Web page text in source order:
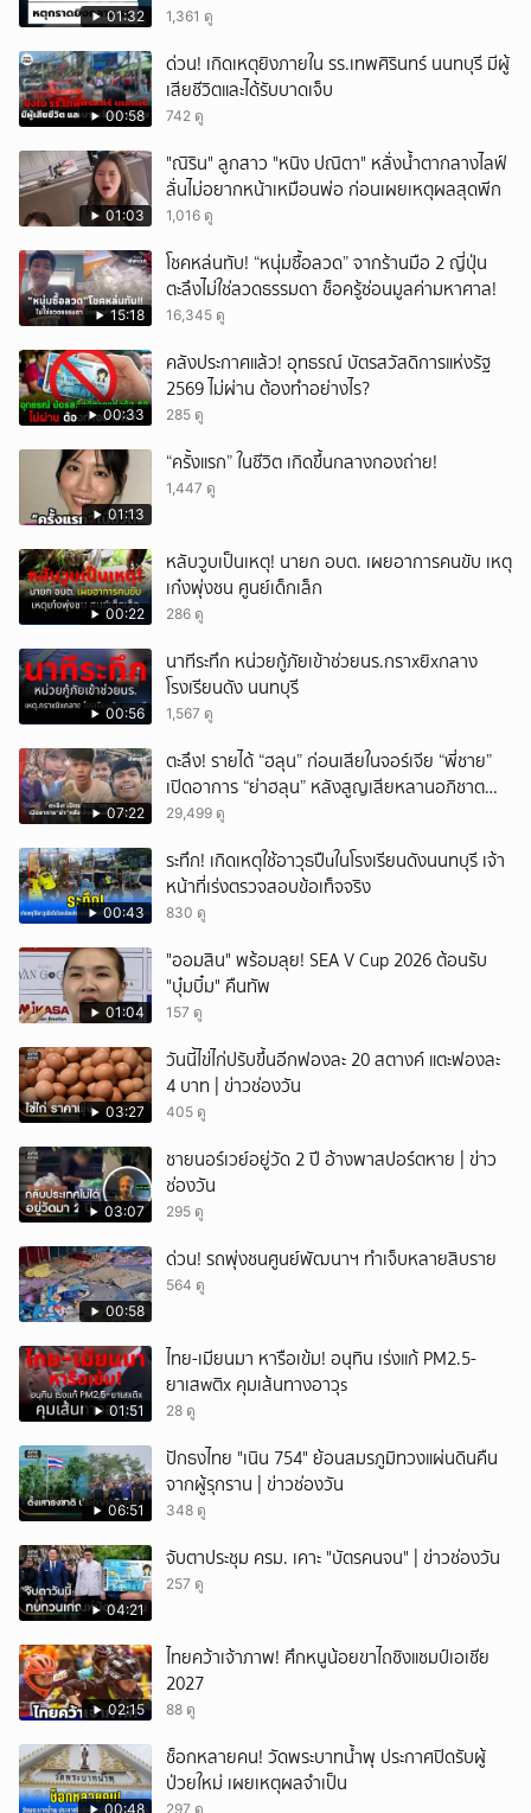
01:32 1,361 ดู
00:58
ด่วน! เกิดเหตุยิงภายใน รร.เทพศิรินทร์ นนทบุรี มีผู้
เสียชีวิตและได้รับบาดเจ็บ
742 ดู
01:03
"ณิริน" ลูกสาว "หนิง ปณิตา" หลั่งน้ำตากลางไลฟ์
ลั่นไม่อยากหน้าเหมือนพ่อ ก่อนเผยเหตุผลสุดพีก
1,016 ดู
15:18
โชคหล่นทับ! “หนุ่มซื้อลวด” จากร้านมือ 2 ญี่ปุ่น
ตะลึงไม่ใช่ลวดธรรมดา ช็อครู้ซ่อนมูลค่ามหาศาล!
16,345 ดู
00:33
คลังประกาศแล้ว! อุทธรณ์ บัตรสวัสดิการแห่งรัฐ
2569 ไม่ผ่าน ต้องทำอย่างไร?
285 ดู
01:13
“ครั้งแรก” ในชีวิต เกิดขึ้นกลางกองถ่าย!
1,447 ดู
00:22
หลับวูบเป็นเหตุ! นายก อบต. เผยอาการคนขับ เหตุ
เก๋งพุ่งชน ศูนย์เด็กเล็ก
286 ดู
00:56
นาทีระทึก หน่วยกู้ภัยเข้าช่วยนร.กราxยิxกลาง
โรงเรียนดัง นนทบุรี
1,567 ดู
07:22
ตะลึง! รายได้ “ฮลุน” ก่อนเสียในจอร์เจีย “พี่ชาย”
เปิดอาการ “ย่าฮลุน” หลังสูญเสียหลานอภิชาต
บุตร!
29,499 ดู
00:43
ระทึก! เกิดเหตุใช้อาวุธปืuในโรงเรียนดังนนทบุรี เจ้า
หน้าที่เร่งตรวจสอบข้อเท็จจริง
830 ดู
01:04
"ออมสิน" พร้อมลุย! SEA V Cup 2026 ต้อนรับ
"บุ๋มบิ๋ม" คืนทัพ
157 ดู
03:27
วันนี้ไข่ไก่ปรับขึ้นอีกฟองละ 20 สตางค์ แตะฟองละ
4 บาท | ข่าวช่องวัน
405 ดู
03:07
ชายนอร์เวย์อยู่วัด 2 ปี อ้างพาสปอร์ตหาย | ข่าว
ช่องวัน
295 ดู
00:58
ด่วน! รถพุ่งชนศูนย์พัฒนาฯ ทำเจ็บหลายสิบราย
564 ดู
01:51
ไทย-เมียนมา หารือเข้ม! อนุทิน เร่งแก้ PM2.5-
ยาเสwติx คุมเส้นทางอาวุs
28 ดู
06:51
ปักธงไทย "เนิน 754" ย้อนสมรภูมิทวงแผ่นดินคืน
จากผู้รุกราน | ข่าวช่องวัน
348 ดู
04:21
จับตาประชุม ครม. เคาะ "บัตรคนจน" | ข่าวช่องวัน
257 ดู
02:15
ไทยคว้าเจ้าภาพ! ศึกหนูน้อยขาไถชิงแชมป์เอเชีย
2027
88 ดู
00:48
ช็อกหลายคน! วัดพระบาทน้ำพุ ประกาศปิดรับผู้
ป่วยใหม่ เผยเหตุผลจำเป็น
297 ดู